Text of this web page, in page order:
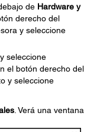
de Hardware y
derecho del
y seleccione
y seleccione
el botón derecho del
y seleccione
. Verá una ventana